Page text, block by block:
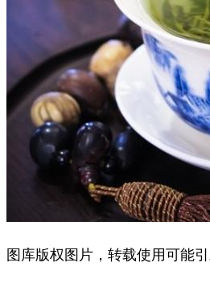
图库版权图片，转载使用可能